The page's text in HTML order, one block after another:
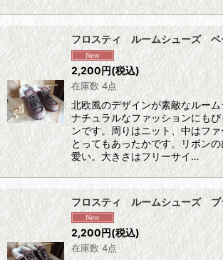
フロスティ ルームシューズ ベ
2,200円(税込)
在庫数 4点
北欧風のデザインが素敵なルー
ナチュラルなファッションにも
ンです。周りはニット、中はフ
とってもあったかです。リボン
愛い。大きさはフリーサイ…
フロスティ ルームシューズ ブ
2,200円(税込)
在庫数 4点